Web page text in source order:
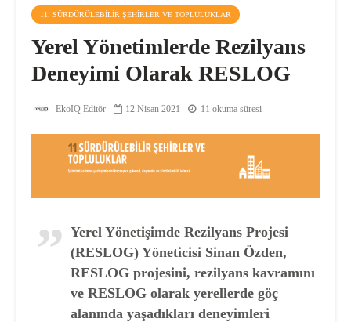
11. SÜRDÜRÜLEBILIR ŞEHIRLER VE TOPLULUKLAR
Yerel Yönetimlerde Rezilyans
Deneyimi Olarak RESLOG
EkoIQ Editör 12 Nisan 2021 11 okuma süresi
Yerel Yönetişimde Rezilyans Projesi
(RESLOG) Yöneticisi Sinan Özden,
RESLOG projesini, rezilyans kavramını
ve RESLOG olarak yerellerde göç
alanında yaşadıkları deneyimleri